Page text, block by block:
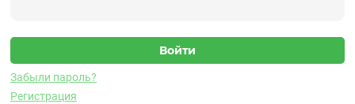
Забыли пароль?
Регистрация
Датчик виброускорения
Характеристики